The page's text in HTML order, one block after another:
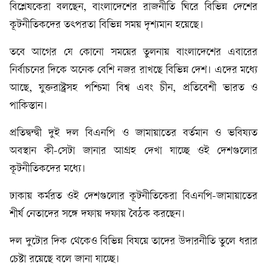
বিশ্লেষকেরা বলছেন, বাংলাদেশের রাজনীতি ঘিরে বিভিন্ন দেশের
কূটনীতিকদের তৎপরতা বিভিন্ন সময় দৃশ্যমান হয়েছে।
তবে আগের যে কোনো সময়ের তুলনায় বাংলাদেশের এবারের
নির্বাচনের দিকে অনেক বেশি নজর রাখছে বিভিন্ন দেশ। এদের মধ্যে
আছে, যুক্তরাষ্ট্রসহ পশ্চিমা বিশ্ব এবং চীন, প্রতিবেশী ভারত ও
পাকিস্তান।
প্রতিদ্বন্দ্বী দুই দল বিএনপি ও জামায়াতের বর্তমান ও ভবিষ্যত
অবস্থান কী-সেটা জানার আগ্রহ দেখা যাচ্ছে ওই দেশগুলোর
কূটনীতিকদের মধ্যে।
ঢাকায় কর্মরত ওই দেশগুলোর কূটনীতিকেরা বিএনপি-জামায়াতের
শীর্ষ নেতাদের সঙ্গে দফায় দফায় বৈঠক করছেন।
দল দুটোর দিক থেকেও বিভিন্ন বিষয়ে তাদের উদারনীতি তুলে ধরার
চেষ্টা রয়েছে বলে জানা যাচ্ছে।